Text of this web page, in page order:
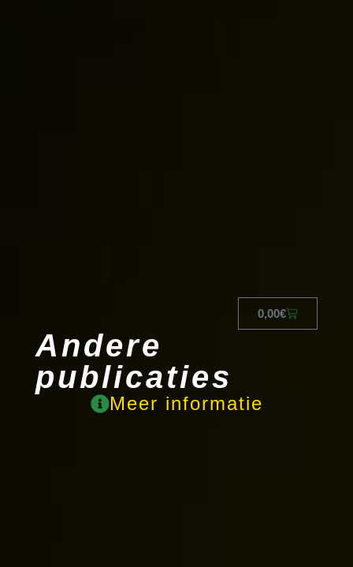
Meer informatie
Andere
publicaties
0,00€